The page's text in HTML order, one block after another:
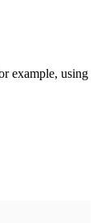
example, using